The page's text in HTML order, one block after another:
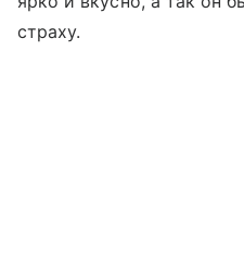
страху.